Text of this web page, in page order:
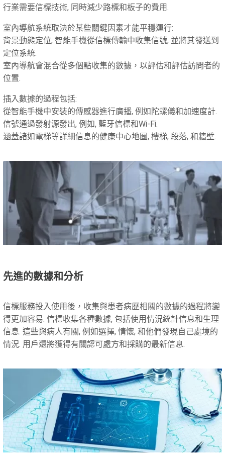
行業需要信標技術, 同時減少路標和板子的費用.
室內導航系統取決於某些關鍵因素才能平穩運行:
背景動態定位, 智能手機從信標傳輸中收集信號, 並將其發送到
定位系統.
室內導航會混合從多個點收集的數據，以評估和評估訪問者的
位置.
插入數據的過程包括:
從智能手機中安裝的傳感器進行廣播, 例如陀螺儀和加速度計.
信號通過發射源發出, 例如, 藍牙信標和Wi-Fi.
涵蓋諸如電梯等詳細信息的健康中心地圖, 樓梯, 段落, 和牆壁.
先進的數據和分析
信標服務投入使用後，收集與患者病歷相關的數據的過程將變
得更加容易. 信標收集各種數據, 包括使用情況統計信息和生理
信息. 這些與病人有關, 例如選擇, 情懷, 和他們發現自己處境的
情況. 用戶還將獲得有關認可處方和採購的最新信息.